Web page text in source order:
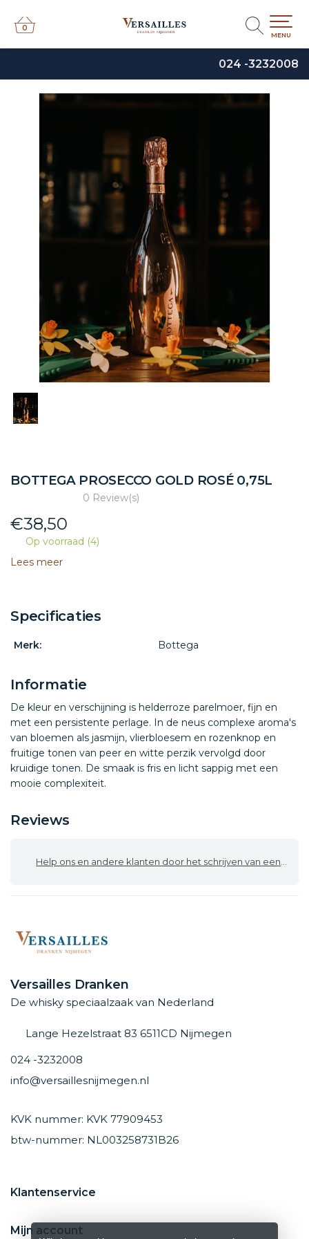
024 -3232008
0
0
MENU
BOTTEGA PROSECCO GOLD ROSÉ 0,75L
0 Review(s)
€38,50
Op voorraad (4)
Lees meer
Specificaties
Merk: Bottega
Informatie
De kleur en verschijning is helderroze parelmoer, fijn en
met een persistente perlage. In de neus complexe aroma's
van bloemen als jasmijn, vlierbloesem en rozenknop en
fruitige tonen van peer en witte perzik vervolgd door
kruidige tonen. De smaak is fris en licht sappig met een
mooie complexiteit.
Reviews
Help ons en andere klanten door het schrijven van een review
Versailles Dranken
De whisky speciaalzaak van Nederland
Lange Hezelstraat 83 6511CD Nijmegen
024 -3232008
info@versaillesnijmegen.nl
KVK nummer: KVK 77909453
btw-nummer: NL003258731B26
Klantenservice
Mijn account